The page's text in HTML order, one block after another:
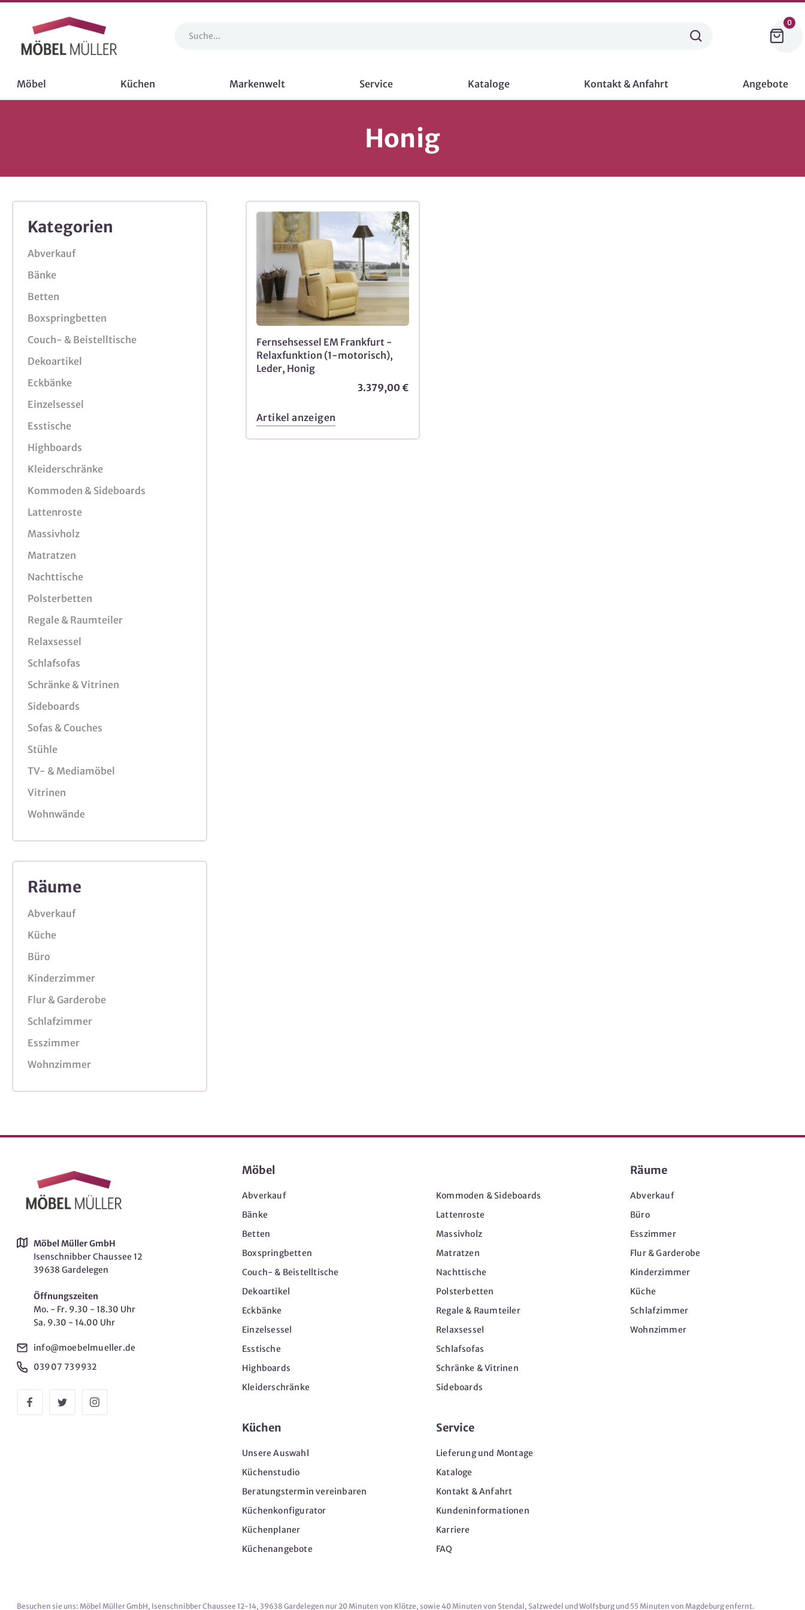
0
Möbel Küchen Markenwelt Service Kataloge Kontakt & Anfahrt Angebote
Honig
Kategorien
Abverkauf
Bänke
Betten
Boxspringbetten
Couch- & Beistelltische
Dekoartikel
Eckbänke
Einzelsessel
Esstische
Highboards
Kleiderschränke
Kommoden & Sideboards
Lattenroste
Massivholz
Matratzen
Nachttische
Polsterbetten
Regale & Raumteiler
Relaxsessel
Schlafsofas
Schränke & Vitrinen
Sideboards
Sofas & Couches
Stühle
TV- & Mediamöbel
Vitrinen
Wohnwände
Räume
Abverkauf
Küche
Büro
Kinderzimmer
Flur & Garderobe
Schlafzimmer
Esszimmer
Wohnzimmer
Fernsehsessel EM Frankfurt -
Relaxfunktion (1-motorisch),
Leder, Honig
3.379,00 €
Artikel anzeigen
Möbel Müller GmbH
Isenschnibber Chaussee 12
39638 Gardelegen
Öffnungszeiten
Mo. - Fr. 9.30 - 18.30 Uhr
Sa. 9.30 - 14.00 Uhr
info@moebelmueller.de
03907 739932
Möbel
Abverkauf
Bänke
Betten
Boxspringbetten
Couch- & Beistelltische
Dekoartikel
Eckbänke
Einzelsessel
Esstische
Highboards
Kleiderschränke
Kommoden & Sideboards
Lattenroste
Massivholz
Matratzen
Nachttische
Polsterbetten
Regale & Raumteiler
Relaxsessel
Schlafsofas
Schränke & Vitrinen
Sideboards
Räume
Abverkauf
Büro
Esszimmer
Flur & Garderobe
Kinderzimmer
Küche
Schlafzimmer
Wohnzimmer
Küchen
Unsere Auswahl
Küchenstudio
Beratungstermin vereinbaren
Küchenkonfigurator
Küchenplaner
Küchenangebote
Service
Lieferung und Montage
Kataloge
Kontakt & Anfahrt
Kundeninformationen
Karriere
FAQ
Besuchen sie uns: Möbel Müller GmbH, Isenschnibber Chaussee 12-14, 39638 Gardelegen nur 20 Minuten von Klötze, sowie 40 Minuten von Stendal, Salzwedel und Wolfsburg und 55 Minuten von Magdeburg enfernt.